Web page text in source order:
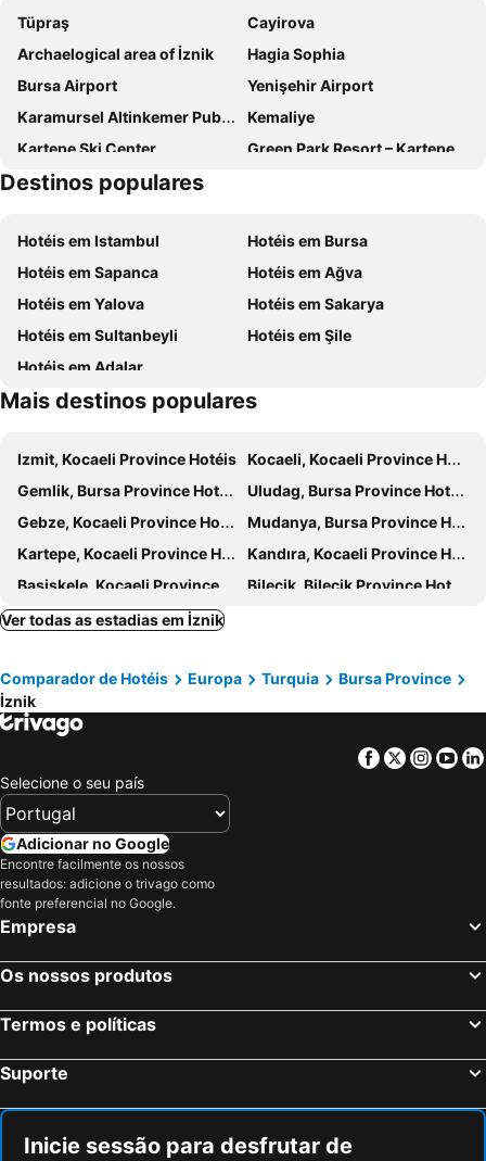
Tüpraş
Cayirova
Archaelogical area of İznik
Hagia Sophia
Bursa Airport
Yenişehir Airport
Karamursel Altinkemer Public Beach
Kemaliye
Kartepe Ski Center
Green Park Resort – Kartepe
Eskihisar
Destinos populares
Hotéis em Istambul
Hotéis em Bursa
Hotéis em Sapanca
Hotéis em Ağva
Hotéis em Yalova
Hotéis em Sakarya
Hotéis em Sultanbeyli
Hotéis em Şile
Hotéis em Adalar
Mais destinos populares
Izmit, Kocaeli Province Hotéis Kocaeli, Kocaeli Province Hotéis
Gemlik, Bursa Province Hotéis
Uludag, Bursa Province Hotéis
Gebze, Kocaeli Province Hotéis
Mudanya, Bursa Province Hotéis
Kartepe, Kocaeli Province Hotéis
Kandıra, Kocaeli Province Hotéis
Başiskele, Kocaeli Province Hotéis
Bilecik, Bilecik Province Hotéis
Çınarcık, Yalova Province Hotéis
Yalova, Yalova Province Hotéis
Adalar, Província de Istambul Hotéis
Balikesir, Balıkesir Province Hotéis
Istambul, Província de Istambul Hotéis
Antalya, Província de Antália Hotéis
Alanya, Província de Antália Hotéis
Belek, Província de Antália Hotéis
Bodrum, Mugla Province Hotéis
Serik, Província de Antália Hotéis
Ver todas as estadias em İznik
Comparador de Hotéis Europa Turquia
Bursa Province
İznik
Facebook
Twitter
Selecione o seu país
Adicionar no Google
Encontre facilmente os nossos
resultados: adicione o trivago como
fonte preferencial no Google.
Empresa
Os nossos produtos
Termos e políticas
Suporte
Inicie sessão para desfrutar de